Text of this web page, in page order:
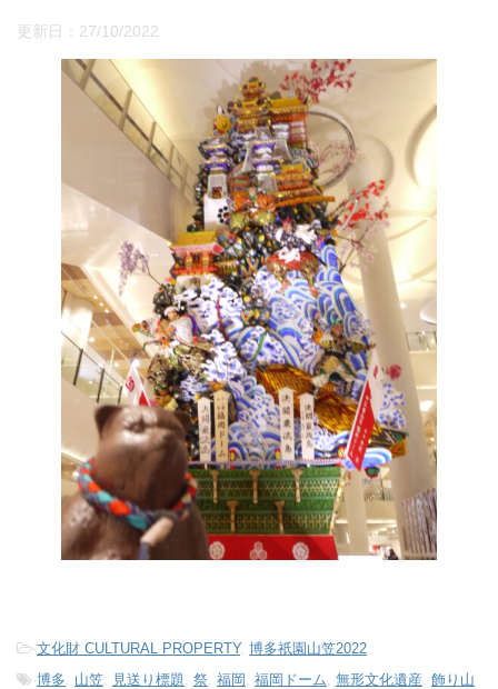
更新日： 27/10/2022
-文化財 CULTURAL PROPERTY, 博多祇園山笠2022
-博多 山笠 見送り標題 祭 福岡 福岡ドーム 無形文化遺産 飾り山